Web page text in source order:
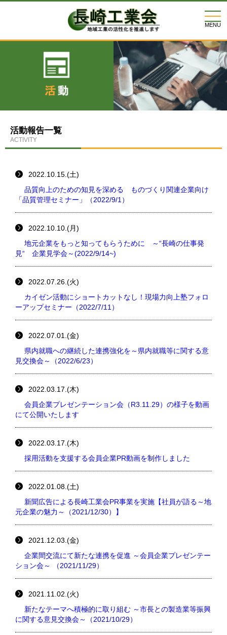
MENU
活動報告一覧
ACTIVITY
2022.10.15.(土)
品質向上のための知見を深める ものづくり関連企業向け
「品質管理セミナー」（2022/9/1）
2022.10.10.(月)
地元企業をもっと知ってもらうために ～“長崎の仕事発
見“ 企業見学会～(2022/9/14~)
2022.07.26.(火)
カイゼン活動にショートカットなし！現場力向上塾フォロ
ーアップセミナー（2022/7/11）
2022.07.01.(金)
県内就職への継続した連携強化を～県内就職等に関する意
見交換会～（2022/6/23）
2022.03.17.(木)
会員企業プレゼンテーション会（R3.11.29）の様子を動画
にて公開いたします
2022.03.17.(木)
採用活動を支援する会員企業PR動画を制作しました
2022.01.08.(土)
新聞広告による長崎工業会PR事業を実施【社員が語る～地
元企業の魅力～（2021/12/30）】
2021.12.03.(金)
企業間交流にて新たな連携を促進 ～会員企業プレゼンテー
ション会～ （2021/11/29）
2021.11.02.(火)
新たなテーマへ積極的に取り組む ～市長との製造業等振興
に関する意見交換会～（2021/10/29）